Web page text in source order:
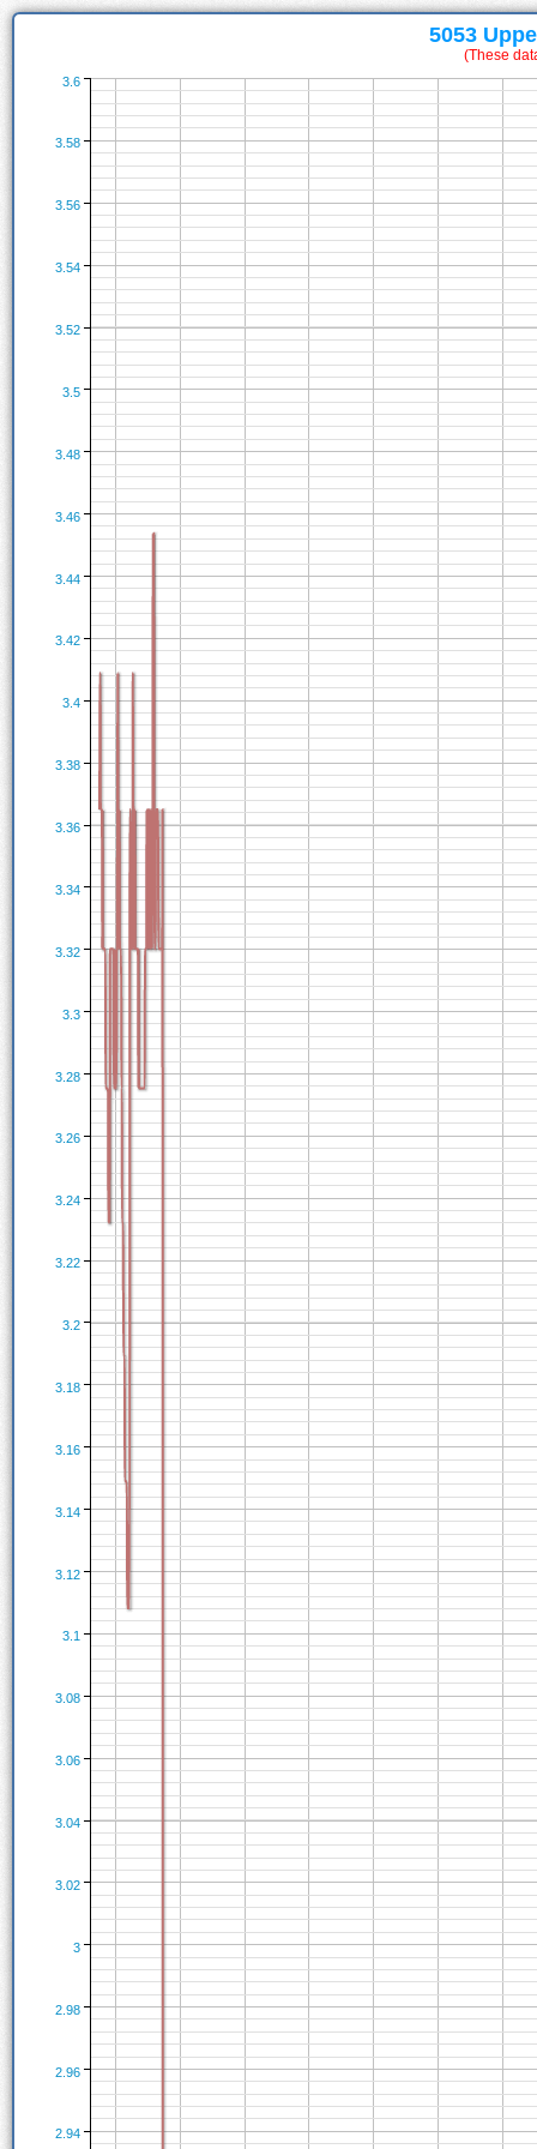
5053
(These
3
2.94
2.96
2.98
3.02
3.04
3.06
3.08
3.1
3.12
3.14
3.16
3.18
3.2
3.22
3.24
3.26
3.28
3.3
3.32
3.34
3.36
3.38
3.4
3.42
3.44
3.46
3.48
3.5
3.52
3.54
3.56
3.58
3.6